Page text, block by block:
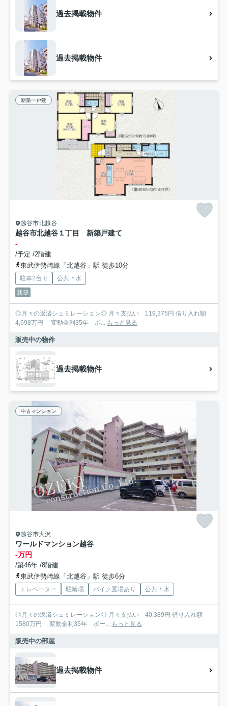
過去掲載物件
過去掲載物件
新築一戸建
越谷市北越谷
越谷市北越谷１丁目 新築戸建て
-
/予定 /2階建
東武伊勢崎線「北越谷」駅 徒歩10分
駐車2台可
公共下水
新築
◎月々の返済シュミレーション◎ 月々支払い 119,375円 借り入れ額
4,698万円 変動金利35年 ボ... もっと見る
販売中の物件
過去掲載物件
中古マンション
越谷市大沢
ワールドマンション越谷
-万円
/築46年 /8階建
東武伊勢崎線「北越谷」駅 徒歩6分
エレベーター 駐輪場 バイク置場あり 公共下水
◎月々の返済シュミレーション◎ 月々支払い 40,389円 借り入れ額
1580万円 変動金利35年 ボー... もっと見る
販売中の部屋
過去掲載物件